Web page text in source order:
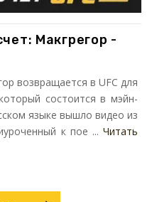
Макгрегор -
возвращается в UFC для
состоится в мэйн-
языке вышло видео из
к пое ... Читать